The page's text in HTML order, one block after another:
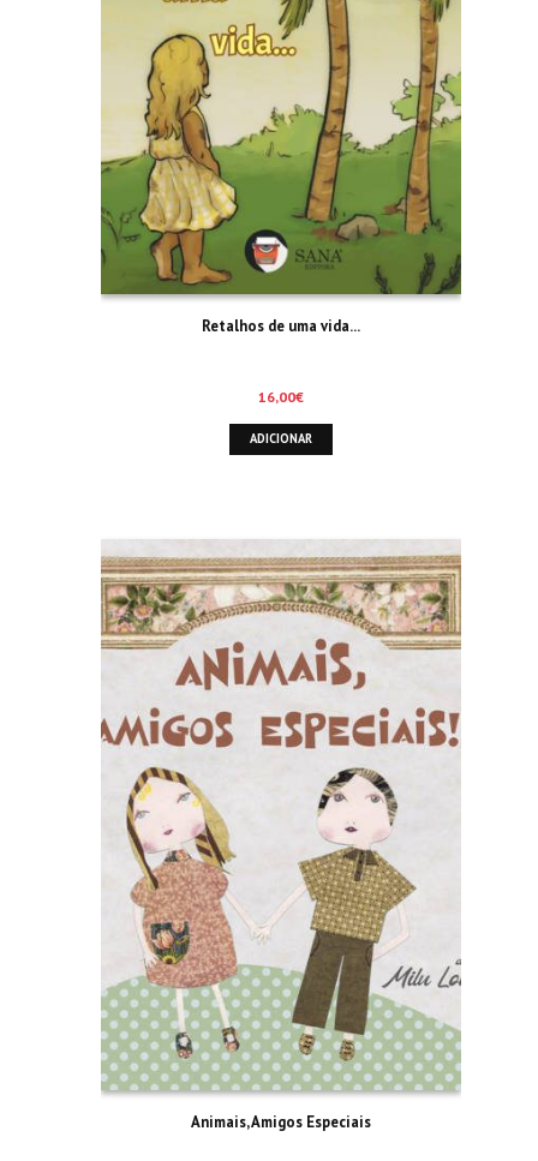
Retalhos de uma vida…
16,00€
ADICIONAR
Animais, Amigos Especiais